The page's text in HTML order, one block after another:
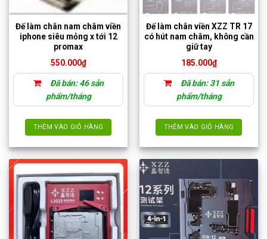
Đế làm chân nam châm viền
iphone siêu mỏng x tới 12
promax
550.000₫
Đã bán: 46 sản
phẩm/tháng
THÊM VÀO GIỎ HÀNG
Đế làm chân viền XZZ TR 17
có hút nam châm, không cần
giữ tay
185.000₫
Đã bán: 31 sản
phẩm/tháng
THÊM VÀO GIỎ HÀNG